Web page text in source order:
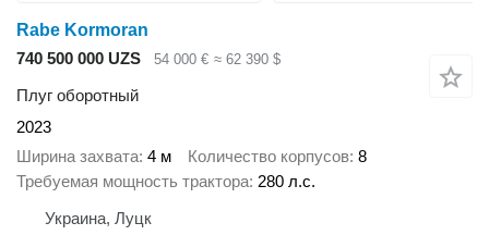
Rabe Kormoran
740 500 000 UZS
54 000 € ≈ 62 390 $
Плуг оборотный
2023
Ширина захвата 4 м Количество корпусов 8
Требуемая мощность трактора 280 л.с.
Украина, Луцк